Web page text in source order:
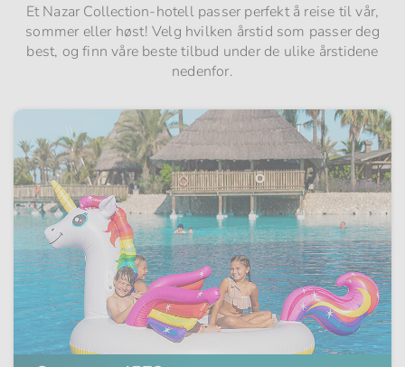
Et Nazar Collection-hotell passer perfekt å reise til vår,
sommer eller høst! Velg hvilken årstid som passer deg
best, og finn våre beste tilbud under de ulike årstidene
nedenfor.